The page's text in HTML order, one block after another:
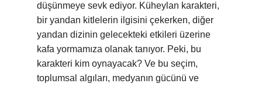
düşünmeye sevk ediyor. Küheylan karakteri,
bir yandan kitlelerin ilgisini çekerken, diğer
yandan dizinin gelecekteki etkileri üzerine
kafa yormamıza olanak tanıyor. Peki, bu
karakteri kim oynayacak? Ve bu seçim,
toplumsal algıları, medyanın gücünü ve